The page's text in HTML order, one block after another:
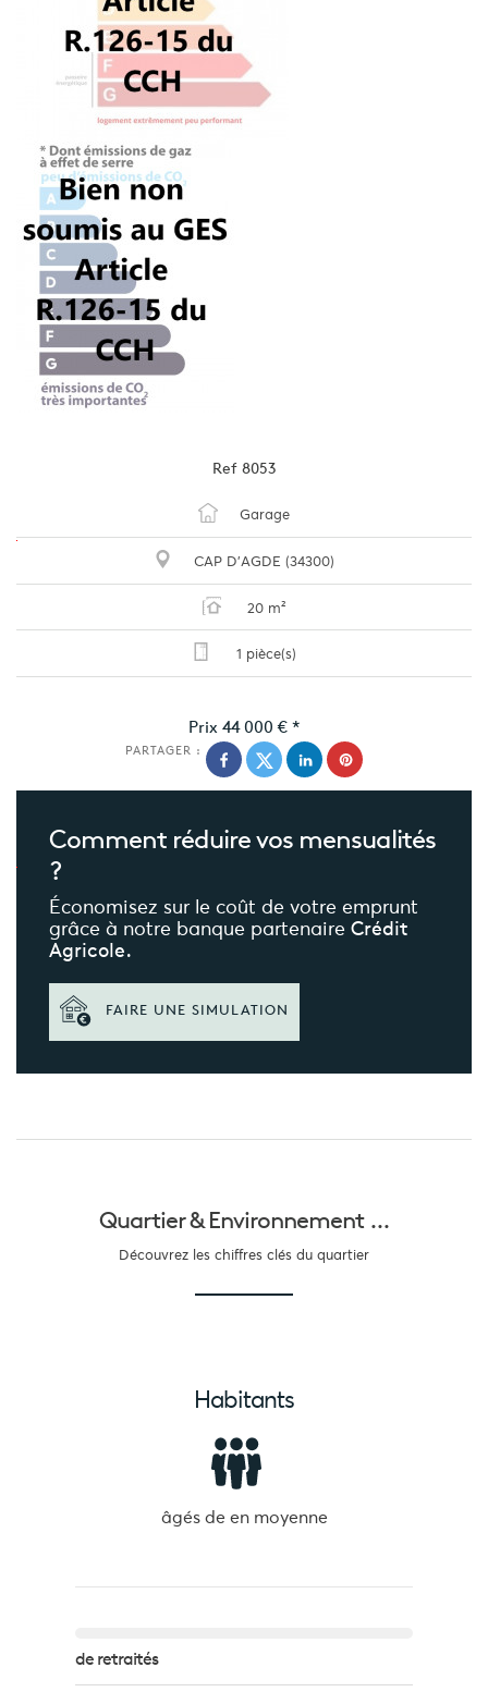
Ref 8053
Garage
CAP D'AGDE (34300)
20 m²
1 pièce(s)
Prix44 000 € *
PARTAGER :
Comment réduirevos mensualités
?
Économisez sur le coût de votre emprunt
grâce à notre banque partenaire Crédit
Agricole.
FAIRE UNE SIMULATION
Quartier &Environnement ...
Découvrez les chiffres clés du quartier
Habitants
âgés de en moyenne
de retraités